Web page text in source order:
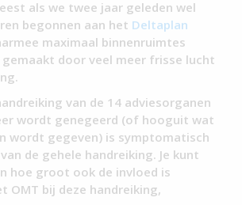
als we twee jaar geleden wel
begonnen aan het Deltaplan
maximaal binnenruimtes
door veel meer frisse lucht
van de 14 adviesorganen
wordt genegeerd (of hooguit wat
wordt gegeven) is symptomatisch
de gehele handreiking. Je kunt
hoe groot ook de invloed is
OMT bij deze handreiking,